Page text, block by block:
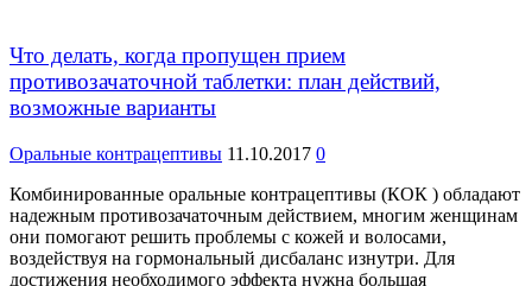
Что делать, когда пропущен прием
противозачаточной таблетки: план действий,
возможные варианты
Оральные контрацептивы 11.10.2017 0
Комбинированные оральные контрацептивы (КОК ) обладают
надежным противозачаточным действием, многим женщинам
они помогают решить проблемы с кожей и волосами,
воздействуя на гормональный дисбаланс изнутри. Для
достижения необходимого эффекта нужна большая